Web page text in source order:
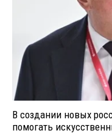
В создании новых
помогать